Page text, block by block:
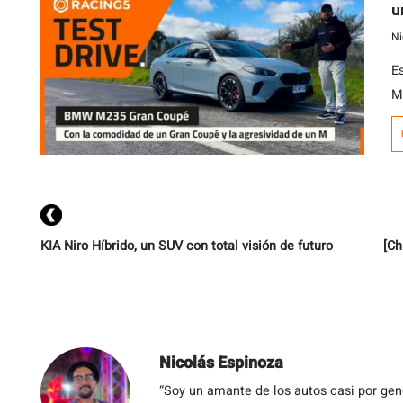
KIA Niro Híbrido, un SUV con total visión de futuro
Nicolás Espinoza
“Soy un amante de los autos casi por